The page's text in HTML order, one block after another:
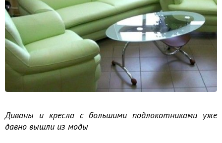
Диваны и кресла с большими подлокотниками уже
давно вышли из моды